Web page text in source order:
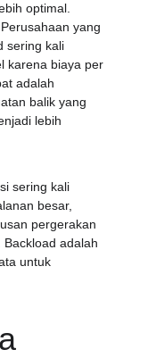
optimal.
. Perusahaan yang
sering kali
karena biaya per
adalah
balik yang
lebih
sering kali
besar,
pergerakan
adalah
untuk